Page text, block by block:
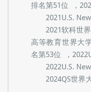
学世界第2。在
的电子工程排名
5，统计学世界第
2019软科世
高等教育世界大学
第48位，
2020QS世界